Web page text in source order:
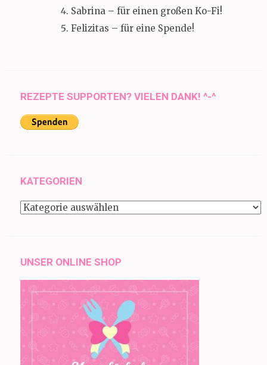
Sabrina – für einen großen Ko-Fi!
Felizitas – für eine Spende!
REZEPTE SUPPORTEN? VIELEN DANK! ^-^
KATEGORIEN
Kategorien
UNSER ONLINE SHOP